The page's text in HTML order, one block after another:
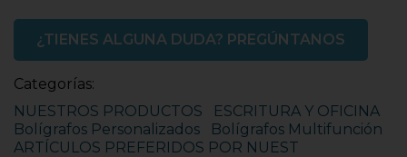
¿TIENES ALGUNA DUDA? PREGÚNTANOS
Categorías:
NUESTROS PRODUCTOS
ESCRITURA Y OFICINA
Bolígrafos Personalizados
Bolígrafos Multifunción
ARTÍCULOS PREFERIDOS POR NUEST